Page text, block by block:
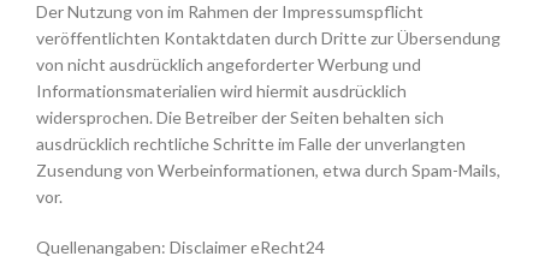
Der Nutzung von im Rahmen der Impressumspflicht
veröffentlichten Kontaktdaten durch Dritte zur Übersendung
von nicht ausdrücklich angeforderter Werbung und
Informationsmaterialien wird hiermit ausdrücklich
widersprochen. Die Betreiber der Seiten behalten sich
ausdrücklich rechtliche Schritte im Falle der unverlangten
Zusendung von Werbeinformationen, etwa durch Spam-Mails,
vor.
Quellenangaben: Disclaimer eRecht24